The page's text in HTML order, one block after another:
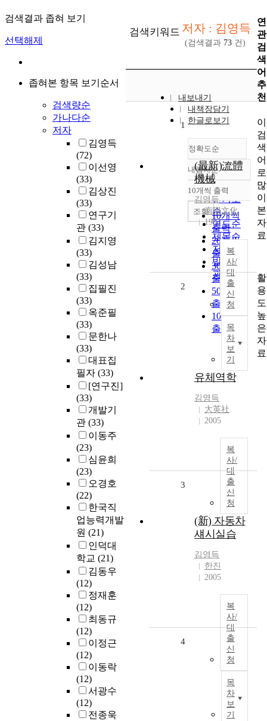
검색결과 좁혀 보기
선택해제
좁혀본 항목 보기순서
검색량순
가나다순
저자
김영득
(72)
이선영
(33)
김상진
(33)
연구기
관 (33)
김지영
(33)
김성남
(33)
집필진
(33)
옥준필
(33)
문한나
(33)
대표집
필자 (33)
[연구진]
(33)
개발기
관 (33)
이동주
(23)
심윤희
(23)
오경호
(22)
한국직
업능력개발
원 (21)
인덕대
학교 (21)
김동우
(12)
정재훈
(12)
최동규
(12)
이정근
(12)
이동락
(12)
서광수
(12)
전종욱
검색키워드 저자 : 김영득
(검색결과 73 건)
내보내기
내책장담기
한글로보기
정확도순
정확도
순
인기도
순
연도순
제목순
저자순
발행기
관순
내림차순
내림차순
10개씩 출력
10개씩
출력
20개씩
출력
30개씩
출력
50개씩
출력
100개씩
출력
조회
1
(最新)流體
機械
김영득
南陽文化
1991
복
사/
대
출
신
청
목
차
보
기
2
유체역학
김영득
大英社
2005
복
사/
대
출
신
청
3
(新) 자동차
섀시실습
김영득
한진
2005
복
사/
대
출
신
청
목
차
보
기
4
연
관
검
색
어
추
천
이
검
색
어
로
많
이
본
자
료
활
용
도
높
은
자
료